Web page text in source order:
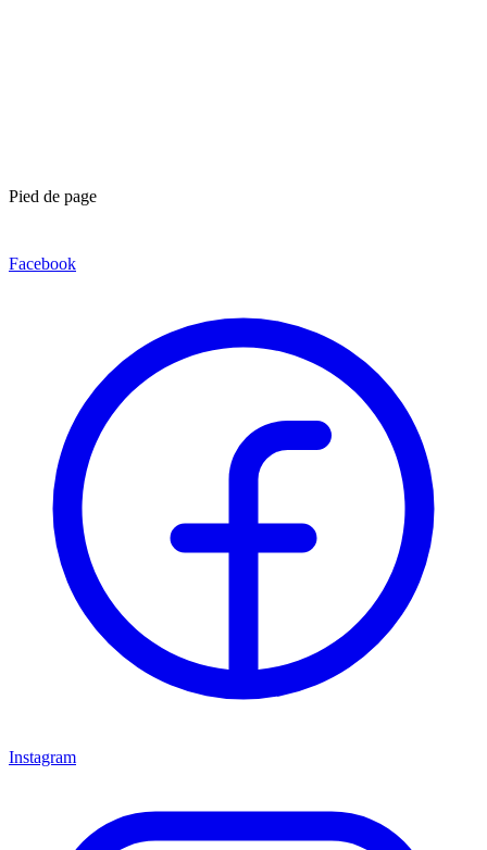
Pied de page
Facebook
Instagram